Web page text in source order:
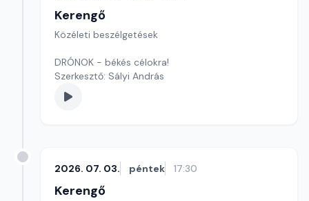
Kerengő
Közéleti beszélgetések
DRÓNOK - békés célokra!
Szerkesztő: Sályi András
2026. 07. 03. péntek 17:30
Kerengő